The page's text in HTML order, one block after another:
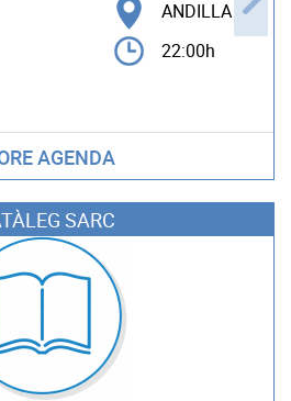
ANDILLA
22:00h
AGENDA
SARC